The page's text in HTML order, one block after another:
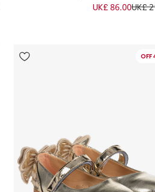
UK£
UK£ 86.00